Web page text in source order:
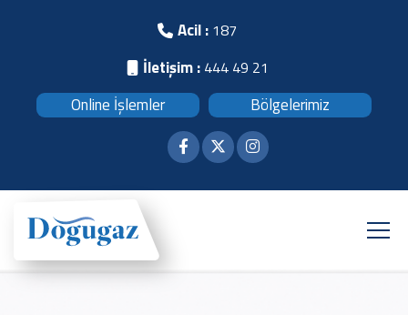
Acil : 187
İletişim : 444 49 21
Online İşlemler Bölgelerimiz